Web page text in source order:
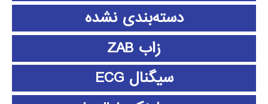
دسته‌بندی نشده
زاب ZAB
سیگنال ECG